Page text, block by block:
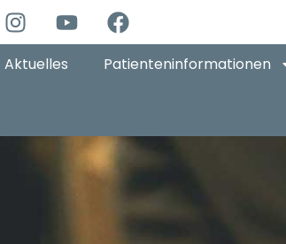
Aktuelles Patienteninformationen